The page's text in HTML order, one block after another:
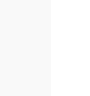
이지